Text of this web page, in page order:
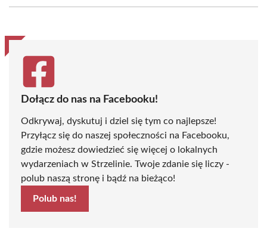
(Twitter)
Dołącz do nas na Facebooku!
Odkrywaj, dyskutuj i dziel się tym co najlepsze!
Przyłącz się do naszej społeczności na Facebooku,
gdzie możesz dowiedzieć się więcej o lokalnych
wydarzeniach w Strzelinie. Twoje zdanie się liczy -
polub naszą stronę i bądź na bieżąco!
Polub nas!